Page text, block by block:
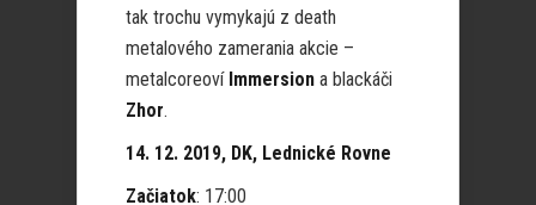
tak trochu vymykajú z death
metalového zamerania akcie –
metalcoreoví Immersion a blackáči
Zhor.
14. 12. 2019, DK, Lednické Rovne
Začiatok: 17:00